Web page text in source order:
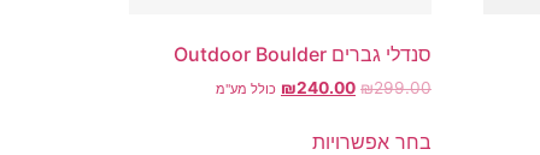
סנדלי גברים Outdoor Boulder
₪299.00
₪240.00 כולל מע"מ
בחר אפשרויות